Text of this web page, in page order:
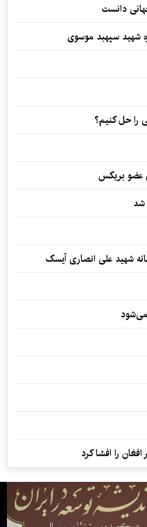
دانست
شهید سپهبد موسوی
را حل کنیم؟
عضو بریکس
شد
شهید علی انصاری آیسک
می‌شود
را افشا کرد